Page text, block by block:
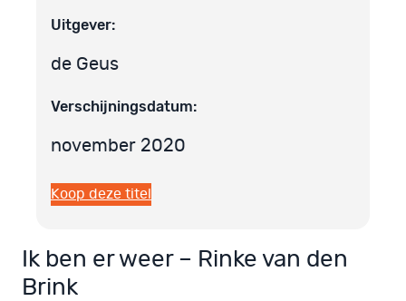
Uitgever:
de Geus
Verschijningsdatum:
november 2020
Koop deze titel
Ik ben er weer – Rinke van den
Brink